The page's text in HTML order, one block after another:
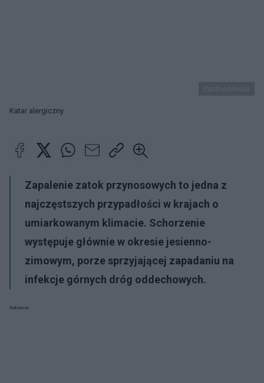
Katar alergiczny
Zapalenie zatok przynosowych to jedna z
najczęstszych przypadłości w krajach o
umiarkowanym klimacie. Schorzenie
występuje głównie w okresie jesienno-
zimowym, porze sprzyjającej zapadaniu na
infekcje górnych dróg oddechowych.
Reklama: